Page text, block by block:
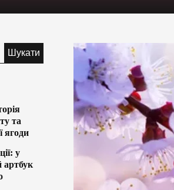
та
ягоди
у
артбук